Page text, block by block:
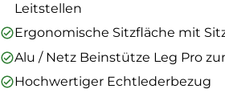
Leitstellen
Ergonomische Sitzfläche mit
Alu / Netz Beinstütze Leg Pro
Hochwertiger Echtlederbezug